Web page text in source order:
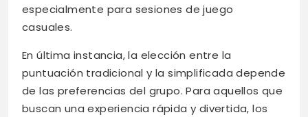
especialmente para sesiones de juego
casuales.
En última instancia, la elección entre la
puntuación tradicional y la simplificada depende
de las preferencias del grupo. Para aquellos que
buscan una experiencia rápida y divertida, los